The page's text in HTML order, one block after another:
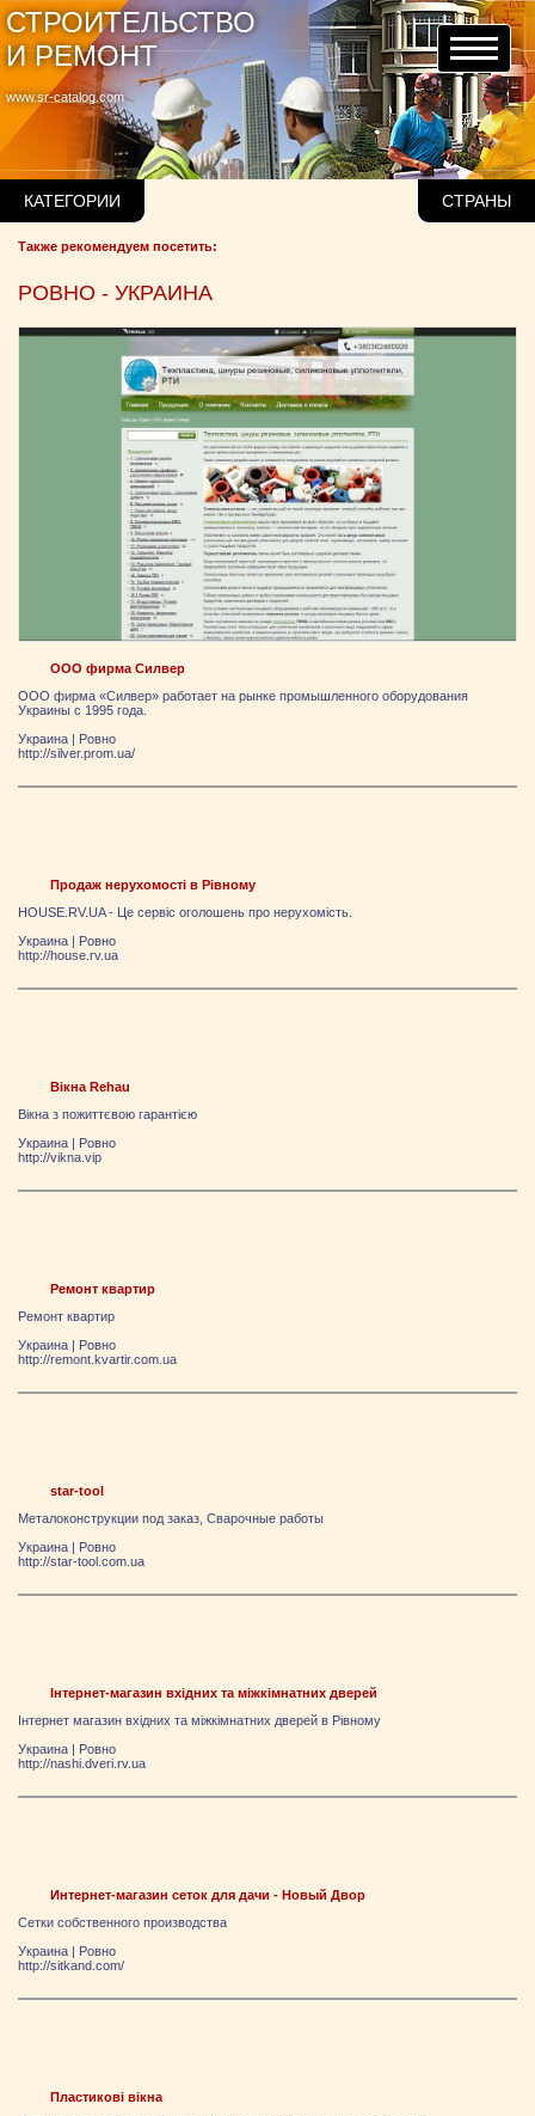
www.sr-catalog.com
СТРОИТЕЛЬСТВО
И РЕМОНТ
КАТЕГОРИИ СТРАНЫ
Также рекомендуем посетить:
РОВНО - УКРАИНА
ООО фирма Силвер
ООО фирма «Силвер» работает на рынке промышленного оборудования
Украины с 1995 года.
Украина
Ровно
http://silver.prom.ua/
Продаж нерухомості в Рівному
HOUSE.RV.UA - Це сервіс оголошень про нерухомість.
Украина
Ровно
http://house.rv.ua
Вікна Rehau
Вікна з пожиттєвою гарантією
Украина
Ровно
http://vikna.vip
Ремонт квартир
Ремонт квартир
Украина
Ровно
http://remont.kvartir.com.ua
star-tool
Металоконструкции под заказ, Сварочные работы
Украина
Ровно
http://star-tool.com.ua
Інтернет-магазин вхідних та міжкімнатних дверей
Інтернет магазин вхідних та міжкімнатних дверей в Рівному
Украина
Ровно
http://nashi.dveri.rv.ua
Интернет-магазин сеток для дачи - Новый Двор
Сетки собственного производства
Украина
Ровно
http://sitkand.com/
Пластикові вікна